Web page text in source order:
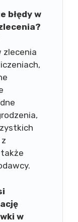
błędy w
zlecenia
w